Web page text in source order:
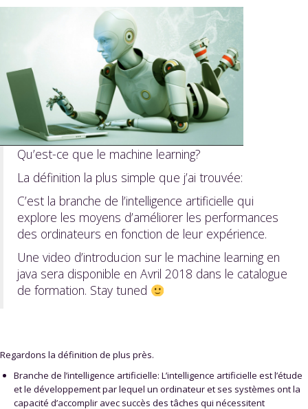
Qu’est-ce que le machine learning?
La définition la plus simple que j’ai trouvée:
C’est la branche de l’intelligence artificielle qui
explore les moyens d’améliorer les performances
des ordinateurs en fonction de leur expérience.
Une video d’introducion sur le machine learning en
java sera disponible en Avril 2018 dans le catalogue
de formation. Stay tuned
Regardons la définition de plus près.
Branche de l’intelligence artificielle: L’intelligence artificielle est l’étude
et le développement par lequel un ordinateur et ses systèmes ont la
capacité d’accomplir avec succès des tâches qui nécessitent